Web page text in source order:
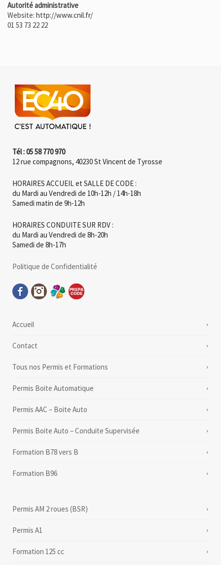
Autorité administrative
Website: http://www.cnil.fr/
01 53 73 22 22
Tél : 05 58 770 970
12 rue compagnons, 40230 St Vincent de Tyrosse
HORAIRES ACCUEIL et SALLE DE CODE :
du Mardi au Vendredi de 10h-12h / 14h-18h
Samedi matin de 9h-12h
HORAIRES CONDUITE SUR RDV :
du Mardi au Vendredi de 8h-20h
Samedi de 8h-17h
Politique de Confidentialité
Accueil
Contact
Tous nos Permis et Formations
Permis Boite Automatique
Permis AAC – Boite Auto
Permis Boite Auto – Conduite Supervisée
Formation B78 vers B
Formation B96
Permis AM 2 roues (BSR)
Permis A1
Formation 125 cc